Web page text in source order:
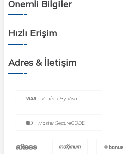
Önemli Bilgiler
Hızlı Erişim
Adres & İletişim